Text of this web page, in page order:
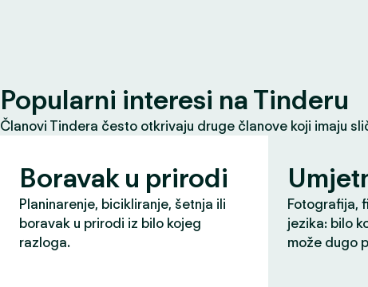
Popularni interesi na Tinderu
Članovi Tindera često otkrivaju druge članove koji imaju
Boravak u prirodi
Planinarenje, bicikliranje, šetnja ili
boravak u prirodi iz bilo kojeg
razloga.
Fotografija,
jezika: bilo
može dugo